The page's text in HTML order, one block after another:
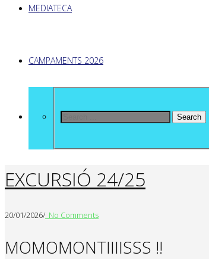
MEDIATECA
CAMPAMENTS 2026
Search
EXCURSIÓ 24/25
20/01/2026/ No Comments
MOMOMONTIIIISSS !!